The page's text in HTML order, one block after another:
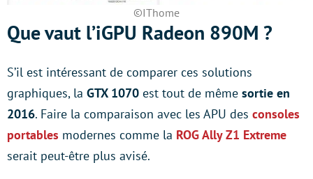
©IThome
Que vaut l’iGPU Radeon 890M ?
S’il est intéressant de comparer ces solutions
graphiques, la GTX 1070 est tout de même sortie en
2016. Faire la comparaison avec les APU des consoles
portables modernes comme la ROG Ally Z1 Extreme
serait peut-être plus avisé.